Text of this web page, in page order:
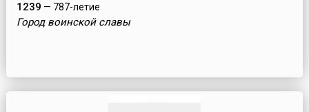
1239 — 787-летие
Город воинской славы